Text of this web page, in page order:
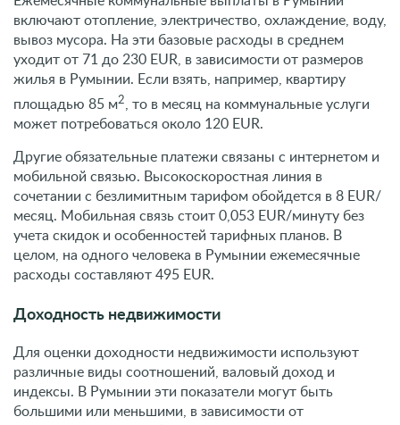
сочетании с безлимитным тарифом обойдется в 8 EUR/
месяц. Мобильная связь стоит 0,053 EUR/минуту без
учета скидок и особенностей тарифных планов. В
целом, на одного человека в Румынии ежемесячные
расходы составляют 495 EUR.
Доходность недвижимости
Для оценки доходности недвижимости используют
различные виды соотношений, валовый доход и
индексы. В Румынии эти показатели могут быть
большими или меньшими, в зависимости от
месторасположения. Средние показатели доходности
объектов жилой и коммерческой недвижимости
составляют около 6 % в год.